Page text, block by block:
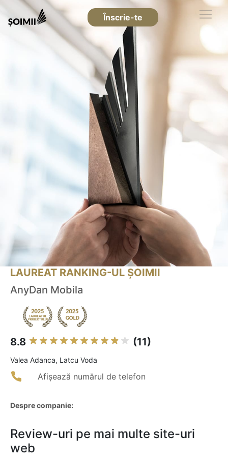
Înscrie-te
LAUREAT RANKING-UL ȘOIMII
AnyDan Mobila
8.8 (11)
Valea Adanca, Latcu Voda
Afișează numărul de telefon
Despre companie:
Review-uri pe mai multe site-uri
web